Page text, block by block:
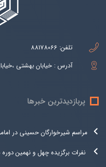
تلفن: 88178066
آدرس : خیابان بهشتی ،خیابان
پربازدیدترین خبرها
مراسم شیرخوارگان حسینی در
نفرات برگزیده چهل و نهمین